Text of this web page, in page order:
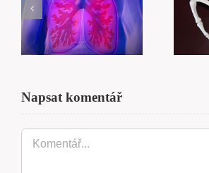
aneb když už
tělo dalo
poslední
varovné
Napsat komentář
Komentář